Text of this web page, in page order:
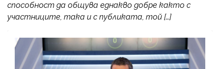
способност да общува еднакво добре както с
участниците, така и с публиката, той […]